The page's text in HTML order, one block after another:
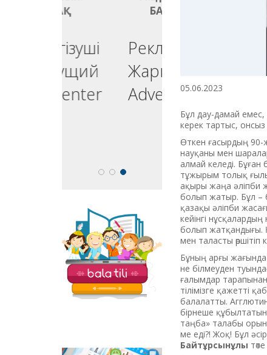
Реклама
Жарнама
Advertising
«Balatili.kz» сайты
бүлдіршіндеріміздің
оқып, жазып, тіл
үйренулеріне
бағытталған. Мұнда
балаларға арналған
қызықты тапсырмалар
мен қазақ тіліндегі
05.06.2023
Бұл дау-дамай
керек тартыс,
Өткен ғасырдың 90-
науқаны мен
алмай келеді.
тұжырым толық
ақыры жаңа әліпби
болып жатыр. Бұл –
қазақы әліпби
кейінгі
болып жатқандығы.
мен таласты өршітіп
Бұның арғы
не білмеуден
ғалымдар
тілімізге қажетті
балалатты.
бірнеше құбылтатын
таңба» талабы
ме еді?! Жоқ! Бұл
Байтұрсынұлы